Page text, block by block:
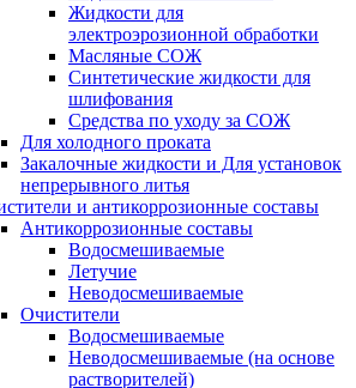
Жидкости для
электроэрозионной обработки
Масляные СОЖ
Синтетические жидкости для
шлифования
Средства по уходу за СОЖ
Для холодного проката
Закалочные жидкости и Для установок
непрерывного литья
и антикоррозионные составы
Антикоррозионные составы
Водосмешиваемые
Летучие
Неводосмешиваемые
Очистители
Водосмешиваемые
Неводосмешиваемые (на основе
растворителей)